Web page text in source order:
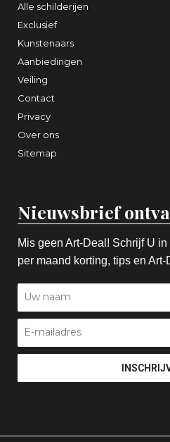
Alle schilderijen
Exclusief
Kunstenaars
Aanbiedingen
Veiling
Contact
Privacy
Over ons
Sitemap
Nieuwsbrief
Mis geen Art-Deal! Schrijf U
per maand korting, tips en